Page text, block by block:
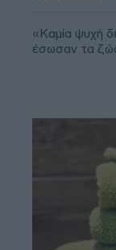
«Καμία ψυχή
έσωσαν τα